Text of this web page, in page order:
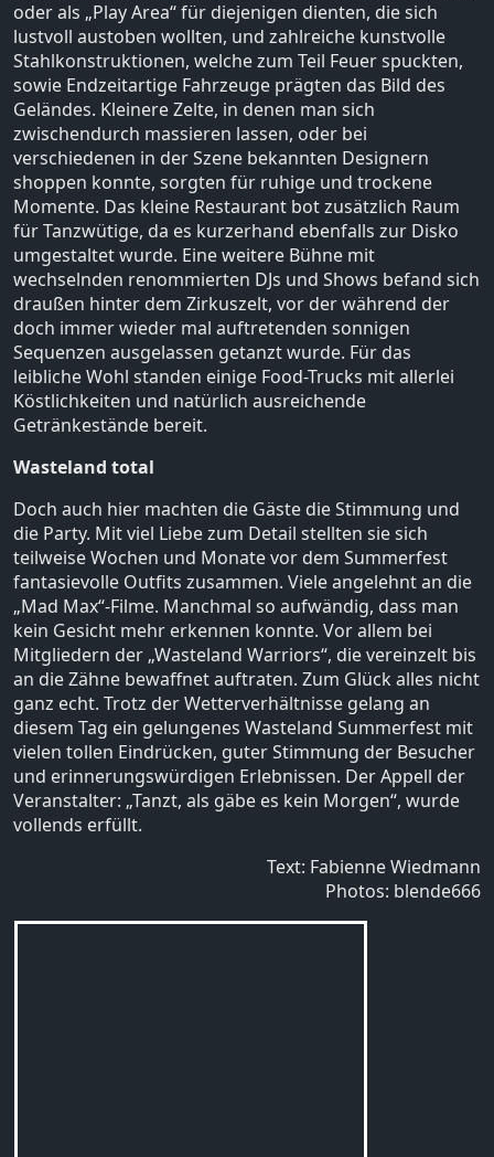
oder als „Play Area“ für diejenigen dienten, die sich
lustvoll austoben wollten, und zahlreiche kunstvolle
Stahlkonstruktionen, welche zum Teil Feuer spuckten,
sowie Endzeitartige Fahrzeuge prägten das Bild des
Geländes. Kleinere Zelte, in denen man sich
zwischendurch massieren lassen, oder bei
verschiedenen in der Szene bekannten Designern
shoppen konnte, sorgten für ruhige und trockene
Momente. Das kleine Restaurant bot zusätzlich Raum
für Tanzwütige, da es kurzerhand ebenfalls zur Disko
umgestaltet wurde. Eine weitere Bühne mit
wechselnden renommierten DJs und Shows befand sich
draußen hinter dem Zirkuszelt, vor der während der
doch immer wieder mal auftretenden sonnigen
Sequenzen ausgelassen getanzt wurde. Für das
leibliche Wohl standen einige Food-Trucks mit allerlei
Köstlichkeiten und natürlich ausreichende
Getränkestände bereit.
Wasteland total
Doch auch hier machten die Gäste die Stimmung und
die Party. Mit viel Liebe zum Detail stellten sie sich
teilweise Wochen und Monate vor dem Summerfest
fantasievolle Outfits zusammen. Viele angelehnt an die
„Mad Max“-Filme. Manchmal so aufwändig, dass man
kein Gesicht mehr erkennen konnte. Vor allem bei
Mitgliedern der „Wasteland Warriors“, die vereinzelt bis
an die Zähne bewaffnet auftraten. Zum Glück alles nicht
ganz echt. Trotz der Wetterverhältnisse gelang an
diesem Tag ein gelungenes Wasteland Summerfest mit
vielen tollen Eindrücken, guter Stimmung der Besucher
und erinnerungswürdigen Erlebnissen. Der Appell der
Veranstalter: „Tanzt, als gäbe es kein Morgen“, wurde
vollends erfüllt.
Text: Fabienne Wiedmann
Photos: blende666